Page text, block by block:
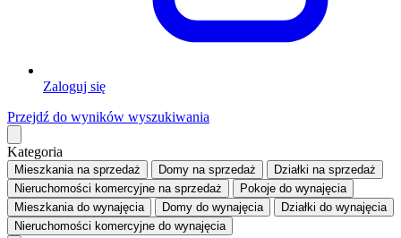
Zaloguj się
Przejdź do wyników wyszukiwania
Kategoria
Mieszkaniana sprzedaż Domy na sprzedaż Działki na sprzedaż
Nieruchomości komercyjne na sprzedaż Pokoje do wynajęcia
Mieszkaniado wynajęcia Domy do wynajęcia Działki do wynajęcia
Nieruchomości komercyjne do wynajęcia